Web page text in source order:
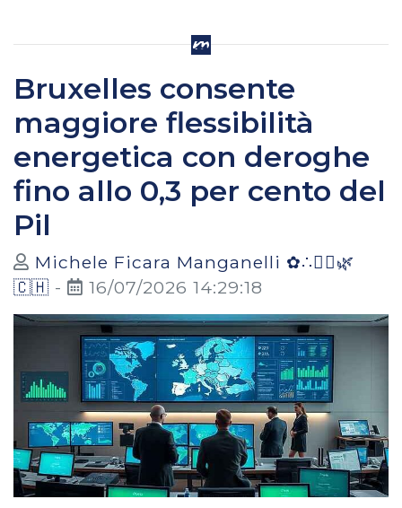
Bruxelles consente
maggiore flessibilità
energetica con deroghe
fino allo 0,3 per cento del
Pil
Michele Ficara Manganelli ✿∴♛🌿
🇨🇭 - 16/07/2026 14:29:18